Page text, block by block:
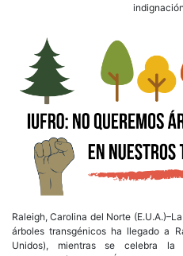
Raleigh, Carolina del Norte
árboles transgénicos ha llegado a
Unidos), mientras se celebra la